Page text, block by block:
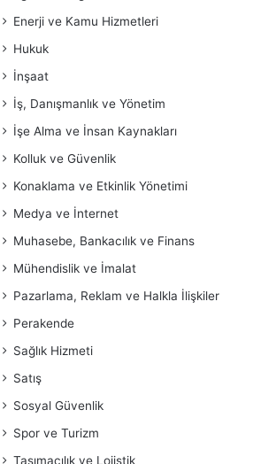
Enerji ve Kamu Hizmetleri
Hukuk
İnşaat
İş, Danışmanlık ve Yönetim
İşe Alma ve İnsan Kaynakları
Kolluk ve Güvenlik
Konaklama ve Etkinlik Yönetimi
Medya ve İnternet
Muhasebe, Bankacılık ve Finans
Mühendislik ve İmalat
Pazarlama, Reklam ve Halkla İlişkiler
Perakende
Sağlık Hizmeti
Satış
Sosyal Güvenlik
Spor ve Turizm
Taşımacılık ve Lojistik